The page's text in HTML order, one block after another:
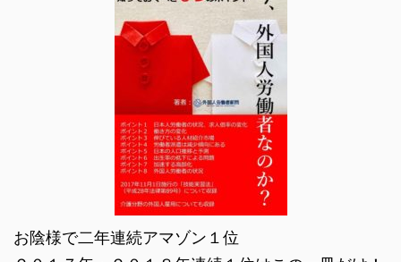
お陰様で二年連続アマゾン１位